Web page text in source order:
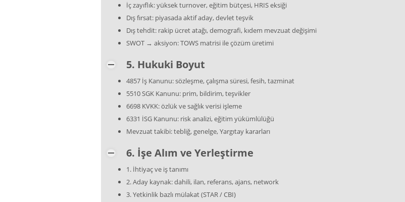
İç zayıflık: yüksek turnover, eğitim bütçesi, HRIS eksiği
Dış fırsat: piyasada aktif aday, devlet teşvik
Dış tehdit: rakip ücret atağı, demografi, kıdem mevzuat değişimi
SWOT → aksiyon: TOWS matrisi ile çözüm üretimi
5. Hukuki Boyut
4857 İş Kanunu: sözleşme, çalışma süresi, fesih, tazminat
5510 SGK Kanunu: prim, bildirim, teşvikler
6698 KVKK: özlük ve sağlık verisi işleme
6331 İSG Kanunu: risk analizi, eğitim yükümlülüğü
Mevzuat takibi: tebliğ, genelge, Yargıtay kararları
6. İşe Alım ve Yerleştirme
1. İhtiyaç ve iş tanımı
2. Aday kaynak: dahili, ilan, referans, ajans, network
3. Yetkinlik bazlı mülakat (STAR / CBI)